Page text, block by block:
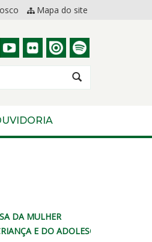
Mapa do site
BUSCAR
DA MULHER
E DO ADOLESCENTE